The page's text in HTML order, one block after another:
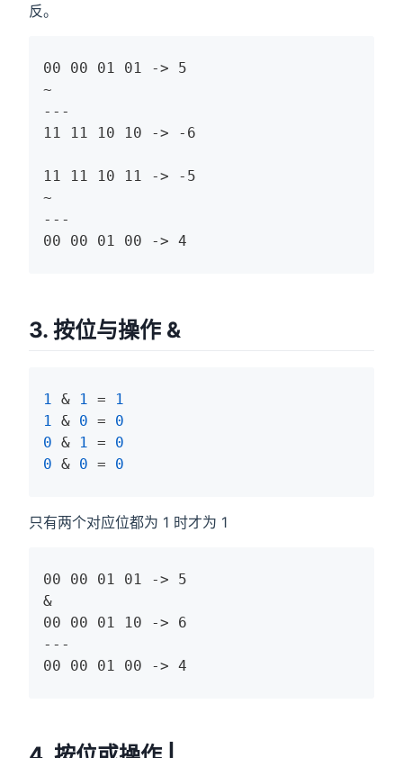
反。
00 00 01 01 -> 5
~
---
11 11 10 10 -> -6
11 11 10 11 -> -5
~
---
00 00 01 00 -> 4
3. 按位与操作 &
1 & 1 =
1
1 & 0 = 0
0 & 1 = 0
0 & 0 = 0
只有两个对应位都为 1 时才为 1
00 00 01 01 -> 5
&
00 00 01 10 -> 6
---
00 00 01 00 -> 4